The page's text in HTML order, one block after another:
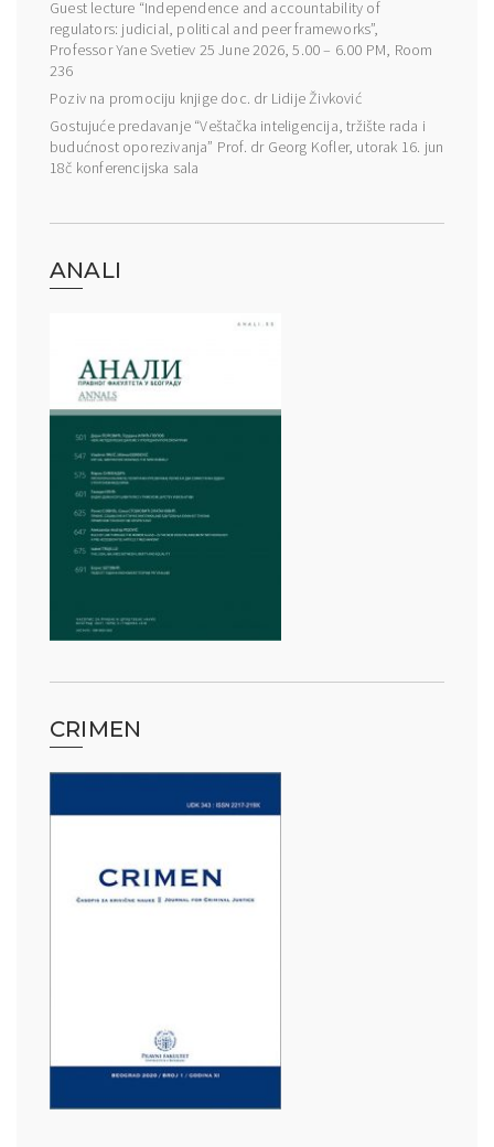
Guest lecture “Independence and accountability of
regulators: judicial, political and peer frameworks”,
Professor Yane Svetiev 25 June 2026, 5.00 – 6.00 PM, Room
236
Poziv na promociju knjige doc. dr Lidije Živković
Gostujuće predavanje “Veštačka inteligencija, tržište rada i
budućnost oporezivanja” Prof. dr Georg Kofler, utorak 16. jun
18č konferencijska sala
ANALI
CRIMEN